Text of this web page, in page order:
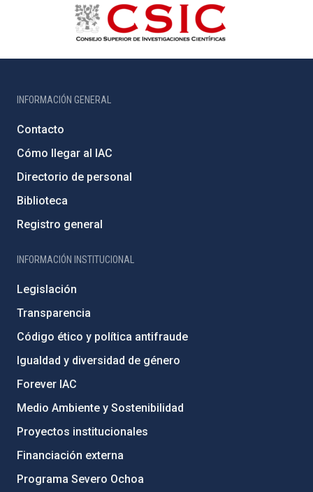
INFORMACIÓN GENERAL
Contacto
Cómo llegar al IAC
Directorio de personal
Biblioteca
Registro general
INFORMACIÓN INSTITUCIONAL
Legislación
Transparencia
Código ético y política antifraude
Igualdad y diversidad de género
Forever IAC
Medio Ambiente y Sostenibilidad
Proyectos institucionales
Financiación externa
Programa Severo Ochoa